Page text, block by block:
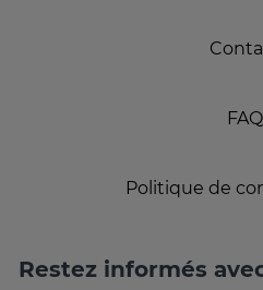
FAQ
Politique de
Restez informés